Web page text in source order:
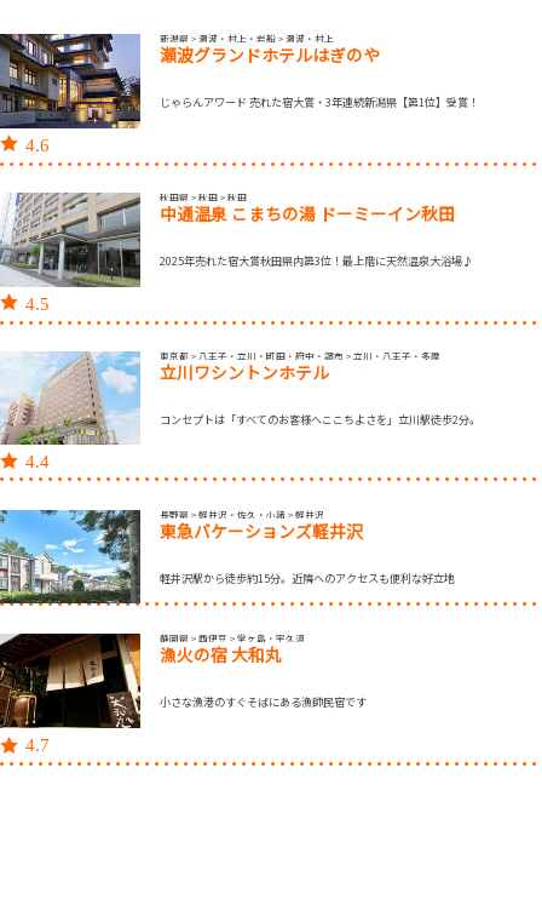
4.6
新潟県 > 瀬波・村上・岩船 > 瀬波・村上
瀬波グランドホテルはぎのや
じゃらんアワード 売れた宿大賞・3年連続新潟県【第1位】受賞！
4.5
秋田県 > 秋田 > 秋田
中通温泉 こまちの湯 ドーミーイン秋田
2025年売れた宿大賞秋田県内第3位！最上階に天然温泉大浴場♪
4.4
東京都 > 八王子・立川・町田・府中・調布 > 立川・八王子・多摩
立川ワシントンホテル
コンセプトは「すべてのお客様へここちよさを」立川駅徒歩2分。
長野県 > 軽井沢・佐久・小諸 > 軽井沢
東急バケーションズ軽井沢
軽井沢駅から徒歩約15分。近隣へのアクセスも便利な好立地
4.7
静岡県 > 西伊豆 > 堂ヶ島・宇久須
漁火の宿 大和丸
小さな漁港のすぐそばにある漁師民宿です